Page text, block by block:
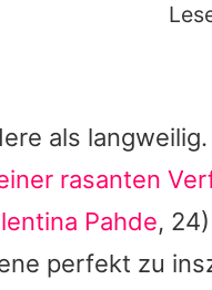
als
rasanten
Pahde,
perfekt zu